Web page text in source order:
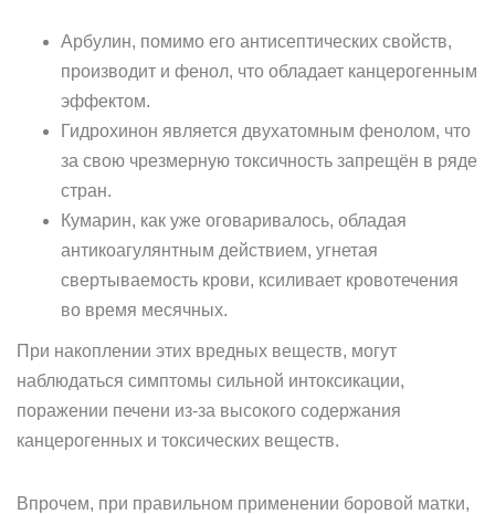
Арбулин, помимо его антисептических свойств,
производит и фенол, что обладает канцерогенным
эффектом.
Гидрохинон является двухатомным фенолом, что
за свою чрезмерную токсичность запрещён в ряде
стран.
Кумарин, как уже оговаривалось, обладая
антикоагулянтным действием, угнетая
свертываемость крови, ксиливает кровотечения
во время месячных.
При накоплении этих вредных веществ, могут
наблюдаться симптомы сильной интоксикации,
поражении печени из-за высокого содержания
канцерогенных и токсических веществ.
Впрочем, при правильном применении боровой матки,